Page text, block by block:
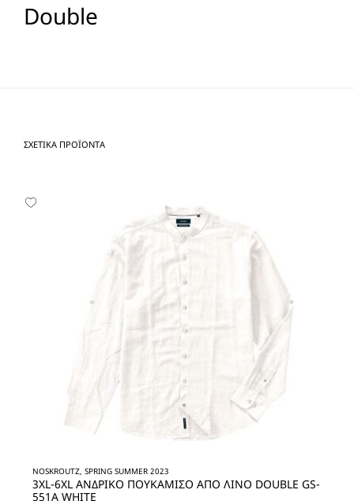
Double
ΣΧΕΤΙΚΆ ΠΡΟΪΌΝΤΑ
NOSKROUTZ, SPRING SUMMER 2023
3XL-6XL ΑΝΔΡΙΚO ΠΟΥΚΑΜΙΣO ΑΠΟ ΛΙΝΟ DOUBLE GS-
551A WHITE